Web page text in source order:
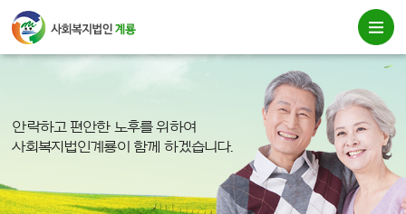
안락하고 편안한 노후를 위하여
사회복지법인계룡이 함께 하겠습니다.